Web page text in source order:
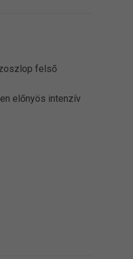
felső
előnyös intenzív